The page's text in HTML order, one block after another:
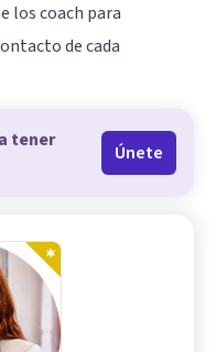
los coach para
de cada
tener
Únete